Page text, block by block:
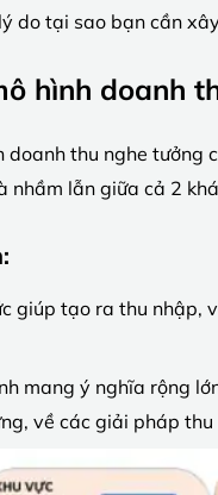
do tại sao bạn cần
hình doanh
thu nghe
nhầm lẫn giữa cả 2
giúp tạo ra thu
mang ý nghĩa rộng
về các giải pháp